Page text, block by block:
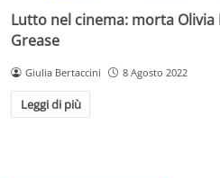
Lutto nel cinema: morta Olivia
Grease
Giulia Bertaccini 8 Agosto 2022
Leggi di più